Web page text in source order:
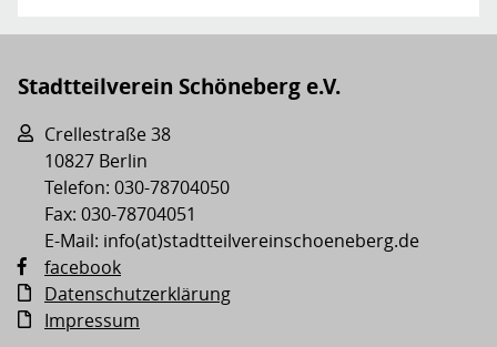
Stadtteilverein Schöneberg e.V.
Crellestraße 38
10827 Berlin
Telefon: 030-78704050
Fax: 030-78704051
E-Mail: info(at)stadtteilvereinschoeneberg.de
facebook
Datenschutzerklärung
Impressum